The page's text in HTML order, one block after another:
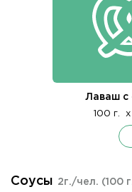
Лаваш с
100 г. x
Соусы 2г./чел. (100